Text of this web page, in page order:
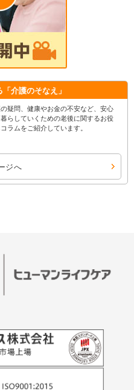
「介護のそなえ」
疑問、健康やお金の不安など、安心
暮らしていくための老後に関するお役
ラムをご紹介しています。
ジへ